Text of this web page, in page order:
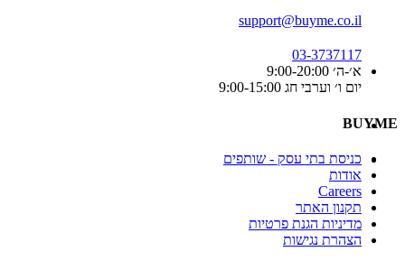
support@buyme.co.il
03-3737117
א׳-ה׳ 9:00-20:00
יום ו׳ וערבי חג 9:00-15:00
BUYME
כניסת בתי עסק - שותפים
אודות
Careers
תקנון האתר
מדיניות הגנת פרטיות
הצהרת נגישות